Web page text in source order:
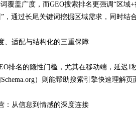
覆盖广度，而GEO搜索排名更强调“区域
，通过长尾关键词挖掘区域需求，同时结
、适配与结构化的三重保障
排名的隐性门槛，尤其在移动端，延迟
）则能帮助搜索引擎快速理解
：从信息到情感的深度连接